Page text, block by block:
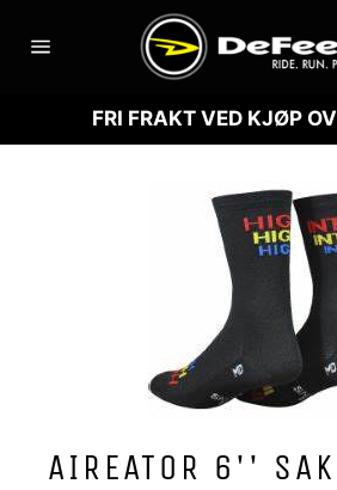
videre
Sidenavigasjon
FRI FRAKT VED KJØP
AIREATOR 6''